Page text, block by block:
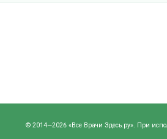
© 2014—2026 «Все Врачи Здесь.ру». При